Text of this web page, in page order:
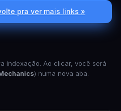
pra ver mais links »
indexação. Ao clicar, você será
) numa nova aba.